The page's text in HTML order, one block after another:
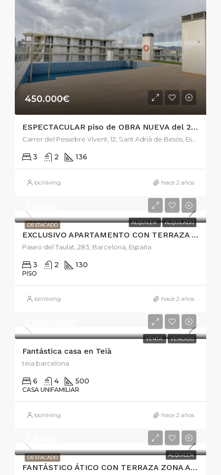
450.000€
ESPECTACULAR piso de OBRA NUEVA del 2021 en la zona de la catalana.
3 2 136
bcnliving hace 2 años
DESTACADO ALQUILER ALQUILADO
EXCLUSIVO APARTAMENTO CON TERRAZA Y PISCINA
Paseo del Taulat, 283, Barcelona, España
3 2 130
PISO
bcnliving hace 2 años
VENTA VENDIDO
Fantástica casa en Teià
teia barcelona
6 4 500
CASA UNIFAMILIAR
bcnliving hace 2 años
DESTACADO ALQUILER
FANTÁSTICO ÁTICO CON TERRAZA ZONA ALTA DE BARCELONA